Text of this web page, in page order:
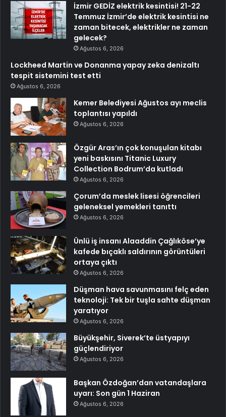
İzmir GEDİZ elektrik kesintisi! 21-22
Temmuz İzmir’de elektrik kesintisi ne
zaman bitecek, elektrikler ne zaman
gelecek?
Ağustos 6, 2026
Lockheed Martin ve Donanma yapay zeka denizaltı
tespit sistemini test etti
Ağustos 6, 2026
Kemer Belediyesi Ağustos ayı meclis
toplantısı yapıldı
Ağustos 6, 2026
Özgür Aras’ın çok konuşulan kitabı
yeni baskısını Titanic Luxury
Collection Bodrum’da kutladı
Ağustos 6, 2026
Çorum’da meslek lisesi öğrencileri
geleneksel yemekleri tanıttı
Ağustos 6, 2026
Ünlü iş insanı Alaaddin Çağlıköse’ye
kafede bıçaklı saldırının görüntüleri
ortaya çıktı
Ağustos 6, 2026
Düşman hava savunmasını felç eden
teknoloji: Tek bir tuşla sahte düşman
yaratıyor
Ağustos 6, 2026
Büyükşehir, Siverek’te üstyapıyı
güçlendiriyor
Ağustos 6, 2026
Başkan Özdoğan’dan vatandaşlara
uyarı: Son gün 1 Haziran
Ağustos 6, 2026